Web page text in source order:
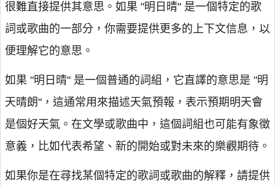
很難直接提供其意思。如果 "明日晴" 是一個特定的歌
詞或歌曲的一部分，你需要提供更多的上下文信息，以
便理解它的意思。
如果 "明日晴" 是一個普通的詞組，它直譯的意思是 "明
天晴朗"，這通常用來描述天氣預報，表示預期明天會
是個好天氣。在文學或歌曲中，這個詞組也可能有象徵
意義，比如代表希望、新的開始或對未來的樂觀期待。
如果你是在尋找某個特定的歌詞或歌曲的解釋，請提供